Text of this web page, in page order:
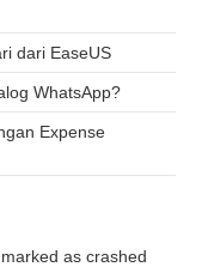
dari EaseUS
WhatsApp?
Expense
as crashed